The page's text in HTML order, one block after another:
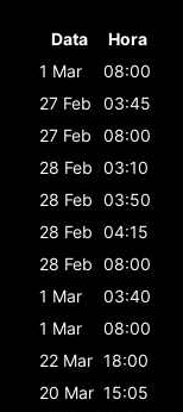
Data
Hora
1 Mar
08:00
27 Feb
03:45
27 Feb
08:00
28 Feb 03:10
28 Feb 03:50
28 Feb 04:15
28 Feb 08:00
1 Mar
03:40
1 Mar
08:00
22 Mar 18:00
20 Mar 15:05